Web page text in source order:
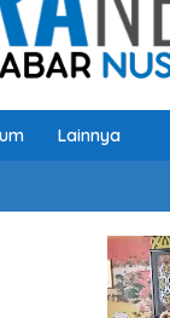
Lainnya
Video